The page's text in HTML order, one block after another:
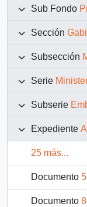
Sub Fondo
Sección
Subsección
Serie
Subserie
Expediente
25 más...
Documento 52-5-
Documento 80-6-